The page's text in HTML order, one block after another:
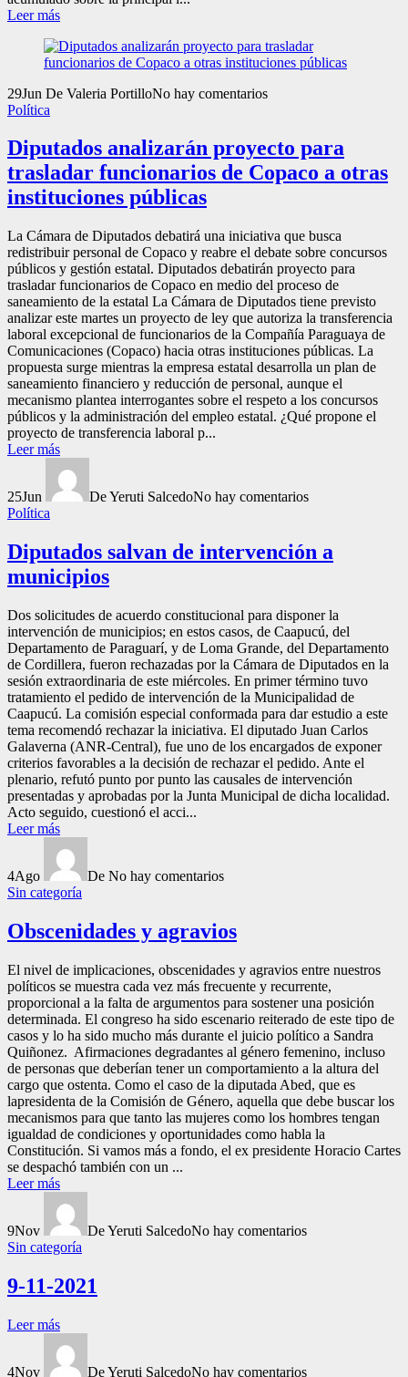
Leer más
29Jun De Valeria PortilloNo hay comentarios
Política
Diputados analizarán proyecto para
trasladar funcionarios de Copaco a otras
instituciones públicas
La Cámara de Diputados debatirá una iniciativa que busca
redistribuir personal de Copaco y reabre el debate sobre concursos
públicos y gestión estatal. Diputados debatirán proyecto para
trasladar funcionarios de Copaco en medio del proceso de
saneamiento de la estatal La Cámara de Diputados tiene previsto
analizar este martes un proyecto de ley que autoriza la transferencia
laboral excepcional de funcionarios de la Compañía Paraguaya de
Comunicaciones (Copaco) hacia otras instituciones públicas. La
propuesta surge mientras la empresa estatal desarrolla un plan de
saneamiento financiero y reducción de personal, aunque el
mecanismo plantea interrogantes sobre el respeto a los concursos
públicos y la administración del empleo estatal. ¿Qué propone el
proyecto de transferencia laboral p...
Leer más
25Jun De Yeruti SalcedoNo hay comentarios
Política
Diputados salvan de intervención a
municipios
Dos solicitudes de acuerdo constitucional para disponer la
intervención de municipios; en estos casos, de Caapucú, del
Departamento de Paraguarí, y de Loma Grande, del Departamento
de Cordillera, fueron rechazadas por la Cámara de Diputados en la
sesión extraordinaria de este miércoles. En primer término tuvo
tratamiento el pedido de intervención de la Municipalidad de
Caapucú. La comisión especial conformada para dar estudio a este
tema recomendó rechazar la iniciativa. El diputado Juan Carlos
Galaverna (ANR-Central), fue uno de los encargados de exponer
criterios favorables a la decisión de rechazar el pedido. Ante el
plenario, refutó punto por punto las causales de intervención
presentadas y aprobadas por la Junta Municipal de dicha localidad.
Acto seguido, cuestionó el acci...
Leer más
4Ago De No hay comentarios
Sin categoría
Obscenidades y agravios
El nivel de implicaciones, obscenidades y agravios entre nuestros
políticos se muestra cada vez más frecuente y recurrente,
proporcional a la falta de argumentos para sostener una posición
determinada. El congreso ha sido escenario reiterado de este tipo de
casos y lo ha sido mucho más durante el juicio político a Sandra
Quiñonez. Afirmaciones degradantes al género femenino, incluso
de personas que deberían tener un comportamiento a la altura del
cargo que ostenta. Como el caso de la diputada Abed, que es
lapresidenta de la Comisión de Género, aquella que debe buscar los
mecanismos para que tanto las mujeres como los hombres tengan
igualdad de condiciones y oportunidades como habla la
Constitución. Si vamos más a fondo, el ex presidente Horacio Cartes
se despachó también con un ...
Leer más
9Nov De Yeruti SalcedoNo hay comentarios
Sin categoría
9-11-2021
Leer más
4Nov De Yeruti SalcedoNo hay comentarios